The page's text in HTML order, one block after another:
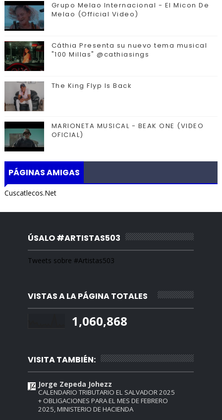
Grupo Melao Internacional - El Micon De
Melao (Official Video)
Cáthia Presenta su nuevo tema musical
"100 Millas" @cathiasings
The King Flyp Is Back
MARIONETA MUSICAL - BEAK ONE (VIDEO
OFICIAL)
PÁGINAS AMIGAS
Cuscatlecos.Net
ÚSALO #ARTISTAS503
Tweets sobre #Artistas503
VISTAS A LA PÁGINA TOTALES
1,060,868
VISITA TAMBIÉN:
Jorge Zepeda Johezz
CALENDARIO TRIBUTARIO EL SALVADOR 2025
+ OBLIGACIONES PARA EL MES DE FEBRERO
2025, MINISTERIO DE HACIENDA